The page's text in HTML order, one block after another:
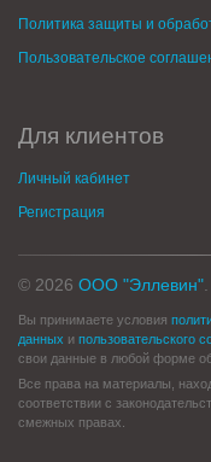
Политика защиты и
Пользовательское
Для клиентов
Личный кабинет
Регистрация
© 2026 ООО "Эллевин"
Вы принимаете условия
данных и пользовательского
свои данные в любой форме
Все права на материалы,
соответствии с
смежных правах.